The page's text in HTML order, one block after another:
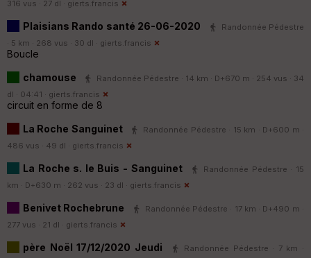
316 vus · 27 dl · gierts.francis
Plaisians Rando santé 26-06-2020
Randonnée Pédestre
· 5 km · 268 vus · 30 dl · gierts.francis
Boucle
chamouse
Randonnée Pédestre · 14 km · D+670 m · 254 vus · 34
dl · 04:41 · gierts.francis
circuit en forme de 8
La Roche Sanguinet
Randonnée Pédestre · 15 km · D+600 m ·
486 vus · 49 dl · gierts.francis
La Roche s. le Buis - Sanguinet
Randonnée Pédestre · 15
km · D+630 m · 262 vus · 23 dl · gierts.francis
Benivet Rochebrune
Randonnée Pédestre · 17 km · D+490 m ·
277 vus · 21 dl · gierts.francis
père Noël 17/12/2020 Jeudi
Randonnée Pédestre · 7 km ·